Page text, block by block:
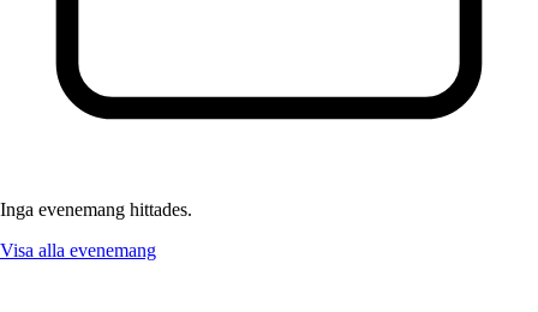
Inga evenemang hittades.
Visa alla evenemang